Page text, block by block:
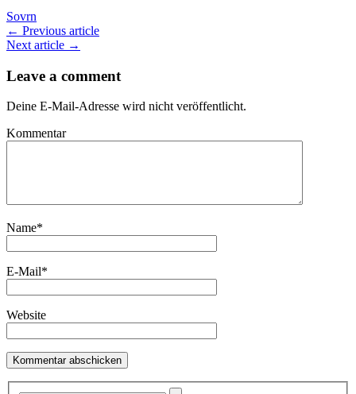
Sovrn
← Previous article
Next article →
Leave a comment
Deine E-Mail-Adresse wird nicht veröffentlicht.
Kommentar
Name*
E-Mail*
Website